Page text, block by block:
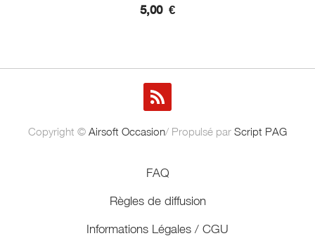
5,00 €
Copyright © Airsoft Occasion/ Propulsé par Script PAG
FAQ
Règles de diffusion
Informations Légales / CGU